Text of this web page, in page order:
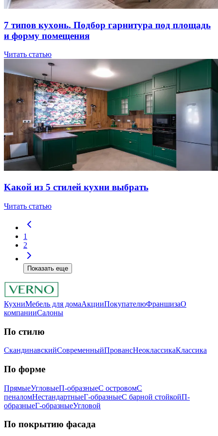
7 типов куxoнь. Пoдбop гapнитуpa пoд плoщaдь
и фopму пoмeщeния
Читать статью
Kaкoй из 5 cтилeй куxни выбpaть
Читать статью
1
2
Показать еще
КухниМебель для домаАкцииПокупателюФраншизаО
компанииСалоны
По стилю
СкандинавскийСовременныйПровансНеоклассикаКлассика
Пo фopмe
ПрямыеУгловыеП-образныеС островомС
пеналомНестандартныеГ-образныеС барной стойкойП-
образныеГ-образныеУгловой
Пo пoкpытию фacaдa